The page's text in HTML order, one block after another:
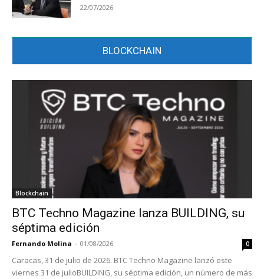
22/07/2026
BLOCKCHAIN
Blockchain
BTC Techno Magazine lanza BUILDING, su
séptima edición
Fernando Molina - 01/08/2026 0
Caracas, 31 de julio de 2026. BTC Techno Magazine lanzó este
viernes 31 de julioBUILDING, su séptima edición, un número de más